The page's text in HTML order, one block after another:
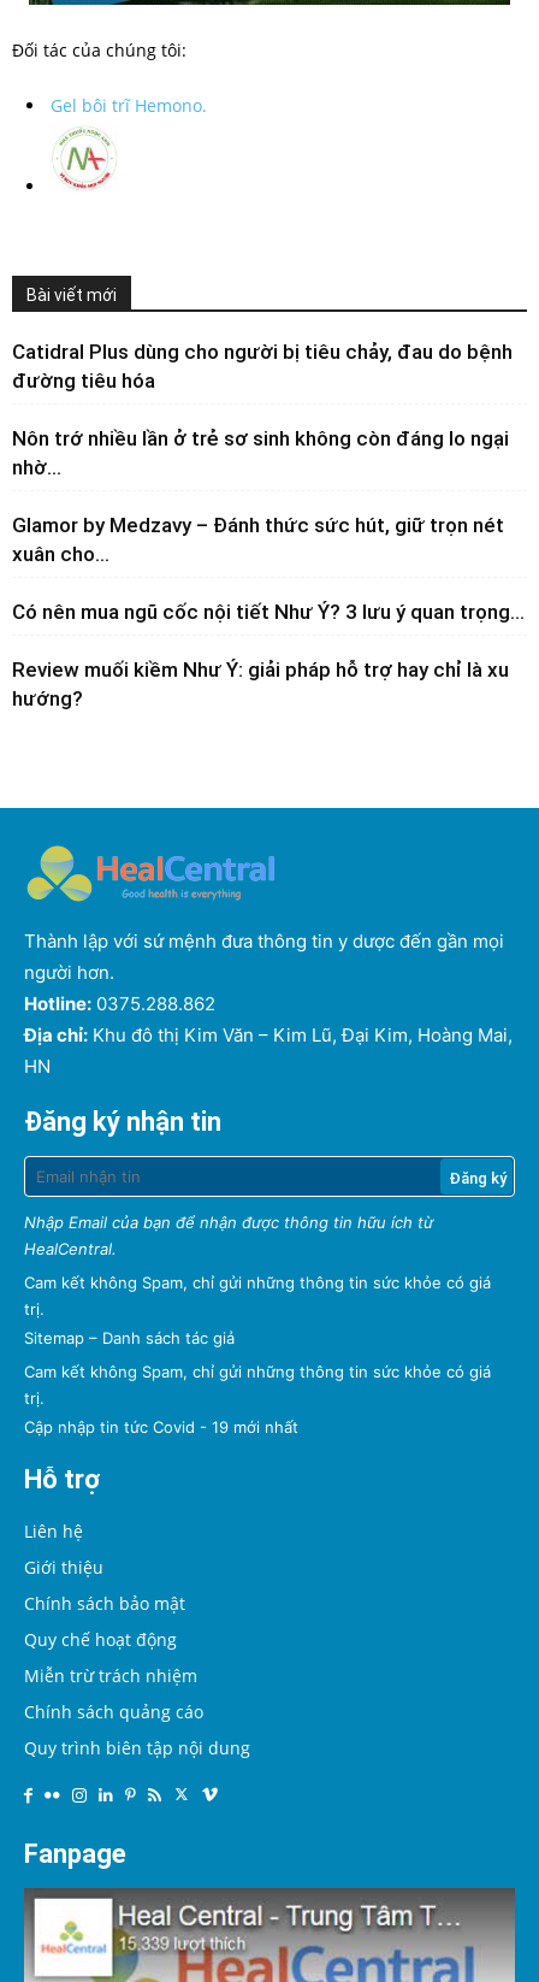
Đối tác của chúng tôi:
Gel bôi trĩ Hemono.
Bài viết mới
Catidral Plus dùng cho người bị tiêu chảy, đau do bệnh
đường tiêu hóa
Nôn trớ nhiều lần ở trẻ sơ sinh không còn đáng lo ngại
nhờ...
Glamor by Medzavy – Đánh thức sức hút, giữ trọn nét
xuân cho...
Có nên mua ngũ cốc nội tiết Như Ý? 3 lưu ý quan trọng...
Review muối kiềm Như Ý: giải pháp hỗ trợ hay chỉ là xu
hướng?
Thành lập với sứ mệnh đưa thông tin y dược đến gần mọi
người hơn.
Hotline: 0375.288.862
Địa chỉ: Khu đô thị Kim Văn – Kim Lũ, Đại Kim, Hoàng Mai,
HN
Đăng ký nhận tin
Nhập Email của bạn để nhận được thông tin hữu ích từ
HealCentral.
Cam kết không Spam, chỉ gửi những thông tin sức khỏe có giá
trị.
Sitemap – Danh sách tác giả
Cam kết không Spam, chỉ gửi những thông tin sức khỏe có giá
trị.
Cập nhập tin tức Covid - 19 mới nhất
Hỗ trợ
Liên hệ
Giới thiệu
Chính sách bảo mật
Quy chế hoạt động
Miễn trừ trách nhiệm
Chính sách quảng cáo
Quy trình biên tập nội dung
Fanpage